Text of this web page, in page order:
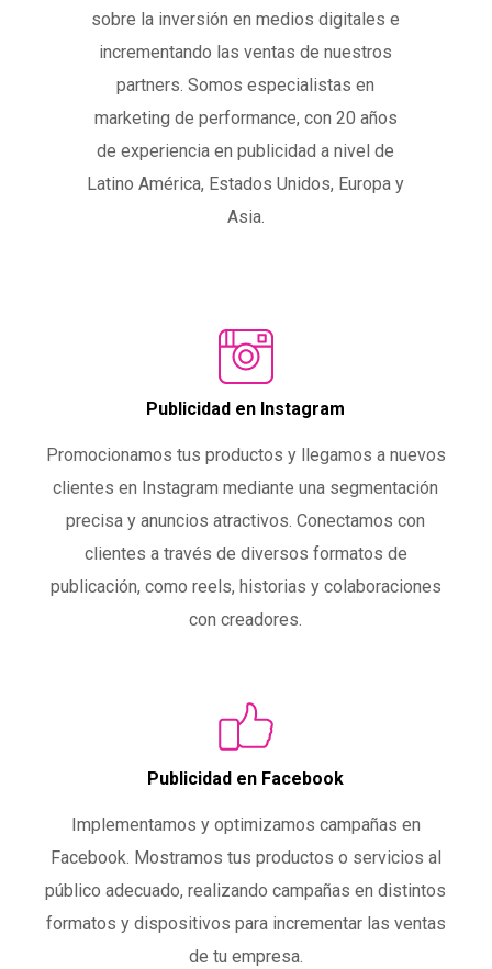
sobre la inversión en medios digitales e
incrementando las ventas de nuestros
partners. Somos especialistas en
marketing de performance, con 20 años
de experiencia en publicidad a nivel de
Latino América, Estados Unidos, Europa y
Asia.
Publicidad en Instagram
Promocionamos tus productos y llegamos a nuevos
clientes en Instagram mediante una segmentación
precisa y anuncios atractivos. Conectamos con
clientes a través de diversos formatos de
publicación, como reels, historias y colaboraciones
con creadores.
Publicidad en Facebook
Implementamos y optimizamos campañas en
Facebook. Mostramos tus productos o servicios al
público adecuado, realizando campañas en distintos
formatos y dispositivos para incrementar las ventas
de tu empresa.